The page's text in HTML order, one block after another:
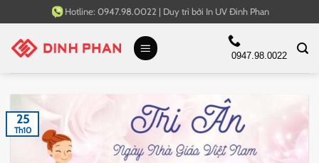
qua
nội
Hotline: 0947.98.0022 | Duy trì bởi In UV Đinh Phan
0947.98.0022
25
Th10